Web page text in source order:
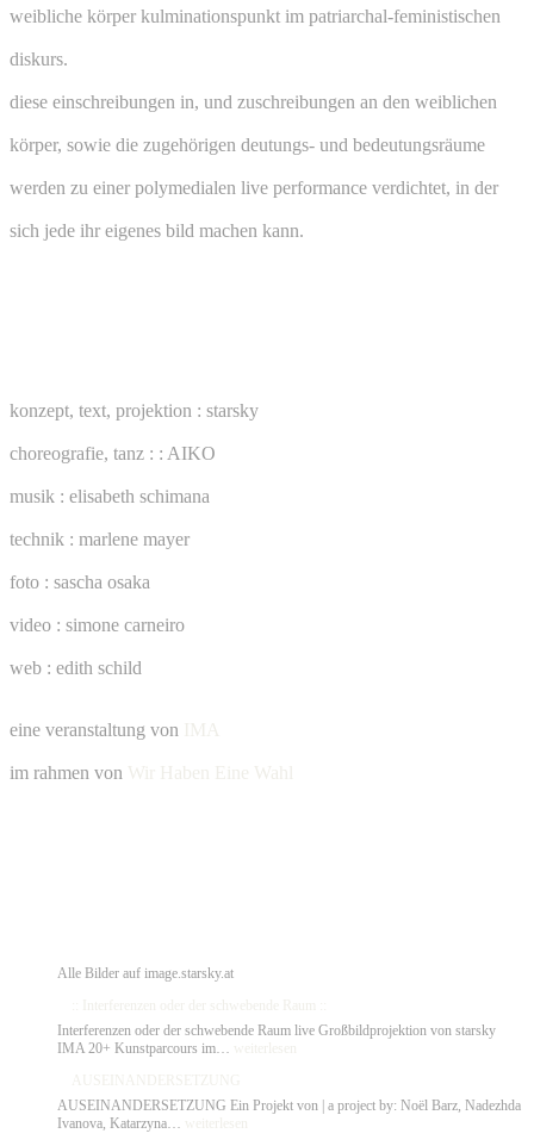
weibliche körper kulminationspunkt im patriarchal-feministischen
diskurs.
diese einschreibungen in, und zuschreibungen an den weiblichen
körper, sowie die zugehörigen deutungs- und bedeutungsräume
werden zu einer polymedialen live performance verdichtet, in der
sich jede ihr eigenes bild machen kann.
konzept, text, projektion : starsky
choreografie, tanz : : AIKO
musik : elisabeth schimana
technik : marlene mayer
foto : sascha osaka
video : simone carneiro
web : edith schild
eine veranstaltung von IMA
im rahmen von Wir Haben Eine Wahl
Alle Bilder auf image.starsky.at
:: Interferenzen oder der schwebende Raum ::
Interferenzen oder der schwebende Raum live Großbildprojektion von starsky
IMA 20+ Kunstparcours im…
der
schwebende
AUSEINANDERSETZUNG
AUSEINANDERSETZUNG Ein Projekt von | a project by: Noël Barz, Nadezhda
Ivanova, Katarzyna…